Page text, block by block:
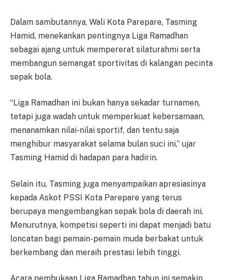
Dalam sambutannya, Wali Kota Parepare, Tasming
Hamid, menekankan pentingnya Liga Ramadhan
sebagai ajang untuk mempererat silaturahmi serta
membangun semangat sportivitas di kalangan pecinta
sepak bola.
“Liga Ramadhan ini bukan hanya sekadar turnamen,
tetapi juga wadah untuk memperkuat kebersamaan,
menanamkan nilai-nilai sportif, dan tentu saja
menghibur masyarakat selama bulan suci ini,” ujar
Tasming Hamid di hadapan para hadirin.
Selain itu, Tasming juga menyampaikan apresiasinya
kepada Askot PSSI Kota Parepare yang terus
berupaya mengembangkan sepak bola di daerah ini.
Menurutnya, kompetisi seperti ini dapat menjadi batu
loncatan bagi pemain-pemain muda berbakat untuk
berkembang dan meraih prestasi lebih tinggi.